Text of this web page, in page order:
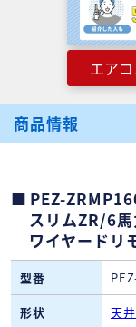
エア
商品情報
PEZ-
スリムZR/6
ワイヤードリ
型番
形状
天